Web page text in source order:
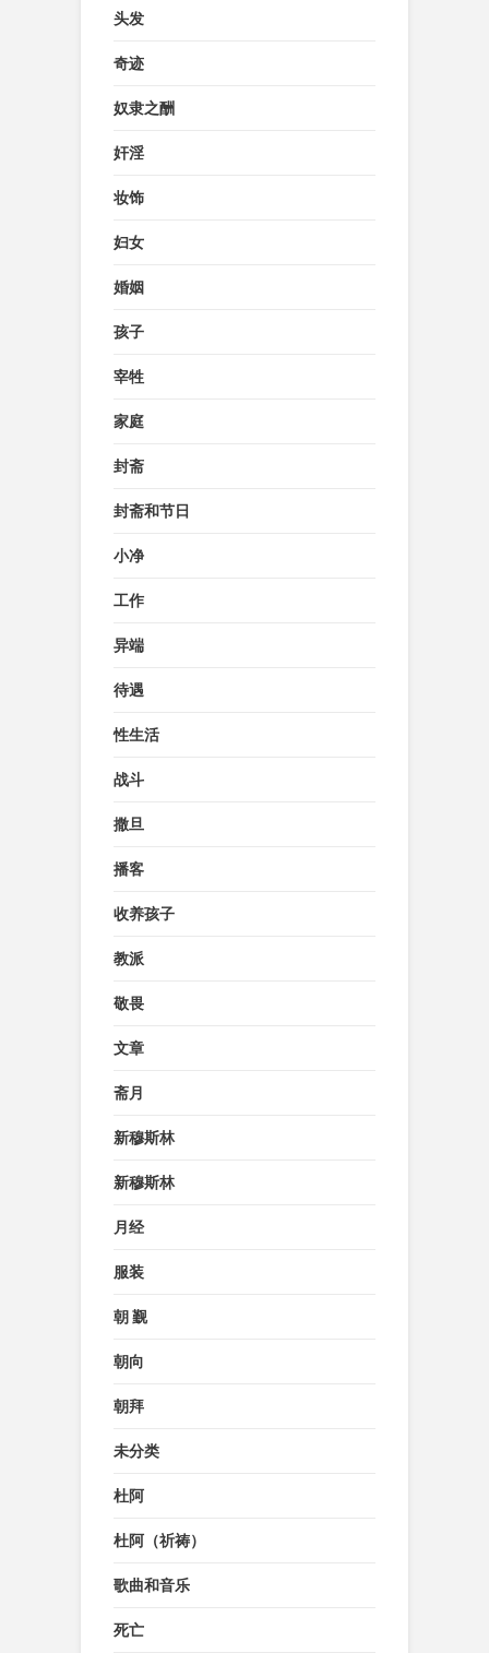
头发
奇迹
奴隶之酬
奸淫
妆饰
妇女
婚姻
孩子
宰牲
家庭
封斋
封斋和节日
小净
工作
异端
待遇
性生活
战斗
撒旦
播客
收养孩子
教派
敬畏
文章
斋月
新穆斯林
新穆斯林
月经
服装
朝 觐
朝向
朝拜
未分类
杜阿
杜阿（祈祷）
歌曲和音乐
死亡